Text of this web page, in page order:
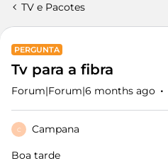
TV e Pacotes
PERGUNTA
Tv para a fibra
Forum|Forum|6 months ago
C Campana
Boa tarde